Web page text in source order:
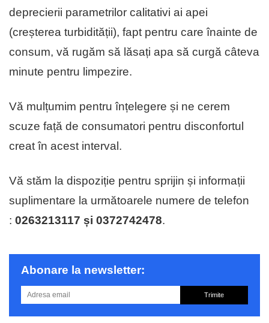
deprecierii parametrilor calitativi ai apei
(creșterea turbidității), fapt pentru care înainte de
consum, vă rugăm să lăsați apa să curgă câteva
minute pentru limpezire.
Vă mulțumim pentru înțelegere și ne cerem
scuze față de consumatori pentru disconfortul
creat în acest interval.
Vă stăm la dispoziție pentru sprijin și informații
suplimentare la următoarele numere de telefon
: 0263213117 și 0372742478.
Abonare la newsletter:
Trimite